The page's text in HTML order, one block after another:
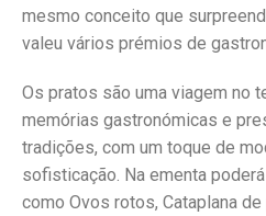
mesmo conceito que
valeu vários prémios de
Os pratos são uma viagem no
memórias gastronómicas e
tradições, com um toque de
sofisticação. Na ementa
como Ovos rotos, Cataplana